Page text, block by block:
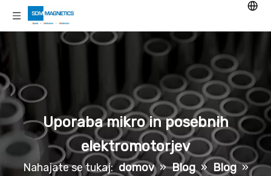
Uporaba mikro in posebnih
elektromotorjev
Nahajate se tukaj: domov » Blog » Blog »